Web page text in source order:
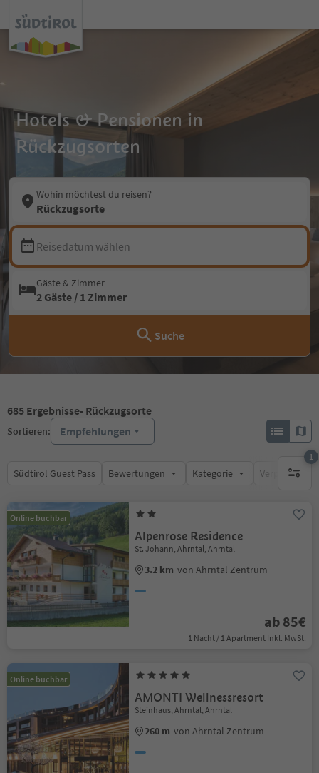
Hotels & Pensionen in
Rückzugsorten
Wohin möchtest du reisen?
Rückzugsorte
Reisedatum wählen
Gäste & Zimmer
2 Gäste / 1 Zimmer
Suche
685 Ergebnisse- Rückzugsorte
Sortieren: Empfehlungen
Südtirol Guest Pass Bewertungen Kategorie
1
1
Online buchbar
Alpenrose Residence
St. Johann, Ahrntal, Ahrntal
3.2 km von Ahrntal Zentrum
ab 85€
1 Nacht / 1 Apartment Inkl. MwSt.
Online buchbar
AMONTI Wellnessresort
Steinhaus, Ahrntal, Ahrntal
260 m von Ahrntal Zentrum